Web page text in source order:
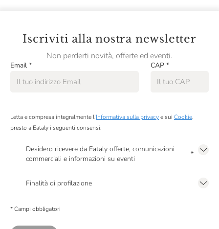
Iscriviti alla nostra newsletter
Non perderti novità, offerte ed eventi.
Email * CAP *
Letta e compresa integralmente l’Informativa sulla privacye sui Cookie,
presto a Eataly i seguenti consensi:
Desidero ricevere da Eataly offerte, comunicazioni
commerciali e informazioni su eventi
*
Finalità di profilazione
comunicazioni commerciali personalizzate, in caso di consenso prestato ai
* Campi obbligatori